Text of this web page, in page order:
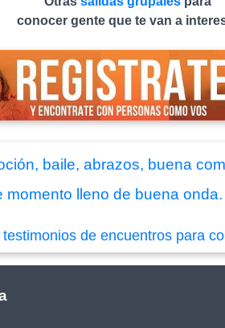
conocer gente que te van a
baile, abrazos, buena
lleno de buena
testimonios de encuentros para